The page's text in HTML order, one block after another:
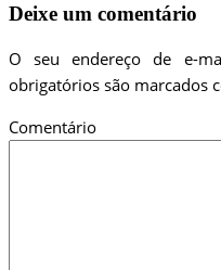
Deixe um comentário
O seu endereço de e-
obrigatórios são marcados